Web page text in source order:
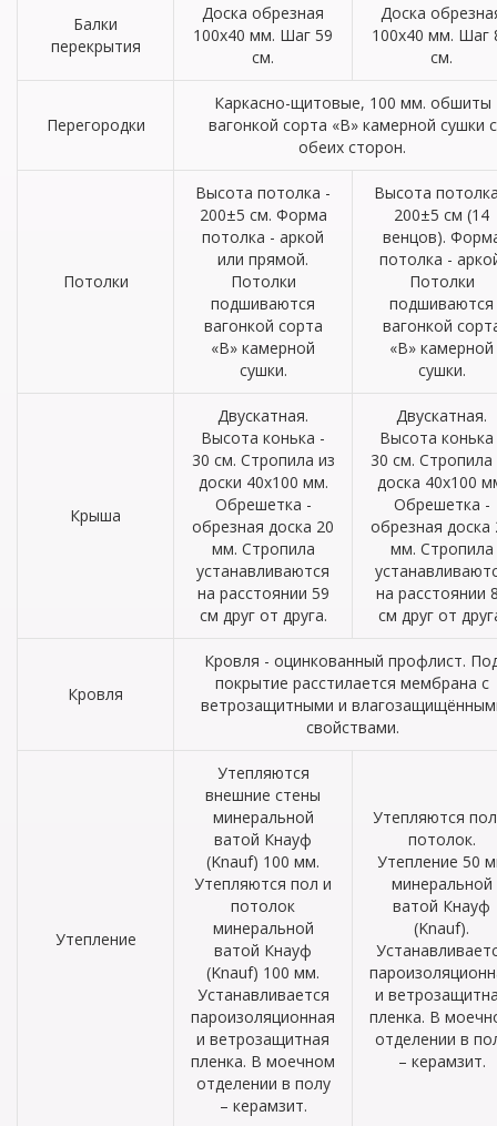
Балки
перекрытия
Доска обрезная
100х40 мм. Шаг 59
см.
Доска
100х40 мм. Шаг
см.
Перегородки
Каркасно-щитовые, 100 мм. обшиты
вагонкой сорта «В» камерной сушки с
обеих сторон.
Потолки
Высота потолка -
200±5 см. Форма
потолка - аркой
или прямой.
Потолки
подшиваются
вагонкой сорта
«В» камерной
сушки.
Высота
200±5 см (14
венцов).
потолка -
Потолки
подшиваются
вагонкой
«В» камерной
сушки.
Крыша
Двускатная.
Высота конька -
30 см. Стропила из
доски 40х100 мм.
Обрешетка -
обрезная доска 20
мм. Стропила
устанавливаются
на расстоянии 59
см друг от друга.
Двускатная.
Высота
30 см. Стропила
доска 40х100
Обрешетка -
обрезная доска
мм. Стропила
на расстоянии
см друг от
Кровля
Кровля - оцинкованный профлист.
покрытие расстилается мембрана с
ветрозащитными и
свойствами.
Утепление
Утепляются
внешние стены
минеральной
ватой Кнауф
(Knauf) 100 мм.
Утепляются пол и
потолок
минеральной
ватой Кнауф
(Knauf) 100 мм.
Устанавливается
пароизоляционная
и ветрозащитная
пленка. В моечном
отделении в полу
– керамзит.
Утепляются
потолок.
Утепление 50
минеральной
ватой Кнауф
(Knauf).
и
пленка. В
отделении в
– керамзит.